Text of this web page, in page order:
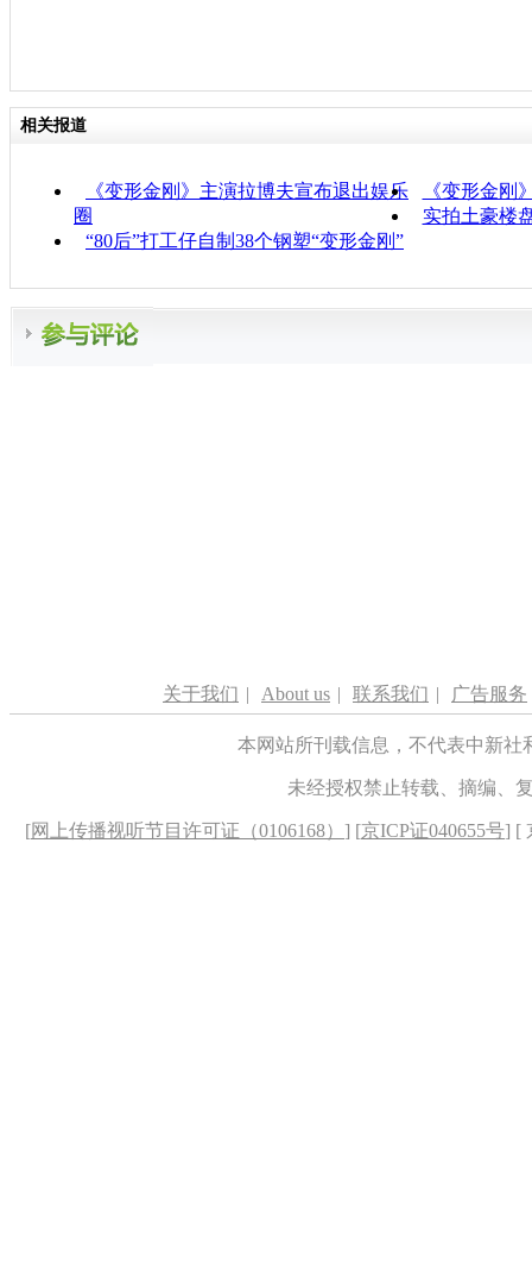
相关报道
《变形金刚》主演拉博夫宣布退出娱乐
圈
《变形金刚
实拍土豪楼
“80后”打工仔自制38个钢塑“变形金刚”
关于我们 | About us | 联系我们 | 广告服务
本网站所刊载信息，不代表中新
未经授权禁止转载、摘编、
[网上传播视听节目许可证（0106168） ] [京ICP证040655号] [